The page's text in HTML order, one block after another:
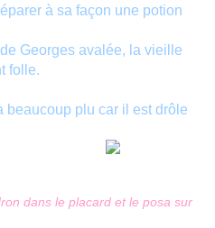
à sa façon une potion
Georges avalée, la vieille
folle.
beaucoup plu car il est drôle
dans le placard et le posa sur